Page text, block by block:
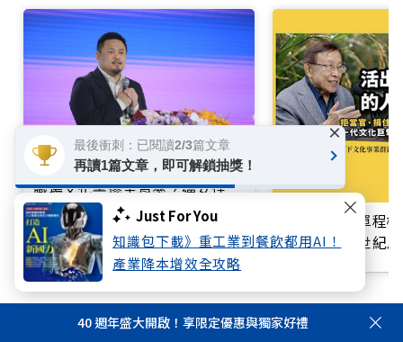
Just For You
知識包下載》重工業到餐飲都用AI！
產業降本增效全攻略
職場文化害慘生育率？逼女性二
選一，勞長：男性神隊友站出來
買不起的「單程
響台灣近半世紀
40 週年盛大開啟！享限定優惠與獨家好禮
最後衝刺：已閱讀2/3篇文章
再讀1篇文章，即可解鎖抽獎！
×